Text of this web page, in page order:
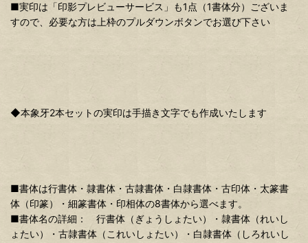
■実印は「印影プレビューサービス」も1点（1書体分）ございま
すので、必要な方は上枠のプルダウンボタンでお選び下さい
◆本象牙2本セットの実印は手描き文字でも作成いたします
■書体は行書体・隷書体・古隷書体・白隷書体・古印体・太篆書
体（印篆）・細篆書体・印相体の8書体から選べます。
■書体名の詳細： 行書体（ぎょうしょたい）・隷書体（れいし
ょたい）・古隷書体（これいしょたい）・白隷書体（しろれいし